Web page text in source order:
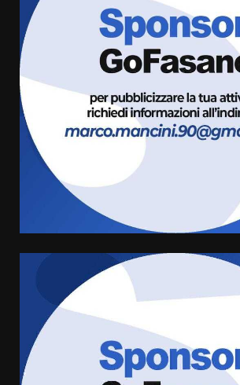
Savelletri in festa,
grande spettacolo
8 Agosto 2026 07:30
Politiche Giovanili e
Sostenibile:
universitari del
giusta”
Rivoluzione”: nuovo
appuntamento con
Banda”
7 Agosto 2026 06:05
US Fasano,
amarezza per
campionato di calcio”